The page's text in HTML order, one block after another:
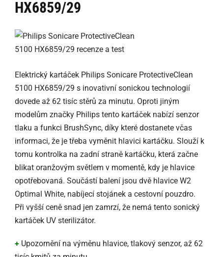
HX6859/29
Elektrický kartáček Philips Sonicare ProtectiveClean
5100 HX6859/29 s inovativní sonickou technologií
dovede až 62 tisíc stěrů za minutu. Oproti jiným
modelům značky Philips tento kartáček nabízí senzor
tlaku a funkci BrushSync, díky které dostanete včas
informaci, že je třeba vyměnit hlavici kartáčku. Slouží k
tomu kontrolka na zadní straně kartáčku, která začne
blikat oranžovým světlem v momentě, kdy je hlavice
opotřebovaná. Součástí balení jsou dvě hlavice W2
Optimal White, nabíjecí stojánek a cestovní pouzdro.
Při vyšší ceně snad jen zamrzí, že nemá tento sonický
kartáček UV sterilizátor.
+ Upozornění na výměnu hlavice, tlakový senzor, až 62